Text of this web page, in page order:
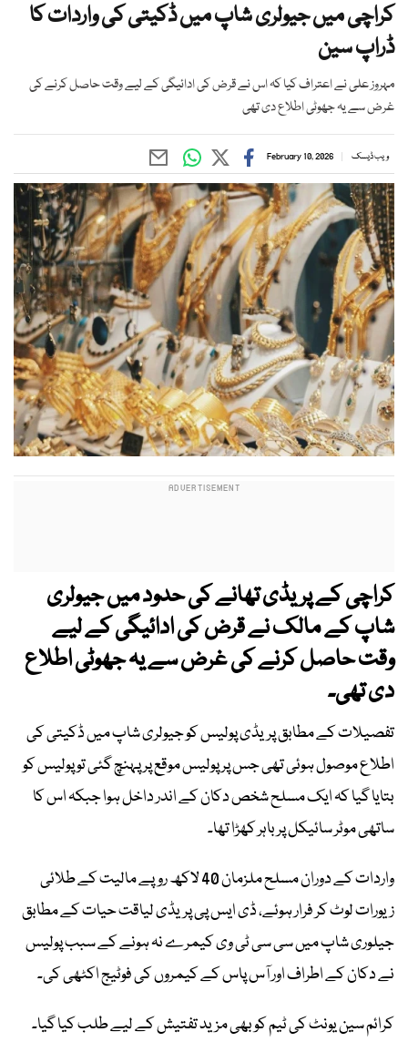
کراچی میں جیولری شاپ میں ڈکیتی کی واردات کا
ڈراپ سین
مہروز علی نے اعتراف کیا کہ اس نے قرض کی ادائیگی کے لیے وقت حاصل کرنے کی
غرض سے یہ جھوٹی اطلاع دی تھی
ویب ڈیسک February 10, 2026
کراچی کے پریڈی تھانے کی حدود میں جیولری
شاپ کے مالک نے قرض کی ادائیگی کے لیے
وقت حاصل کرنے کی غرض سے یہ جھوٹی اطلاع
دی تھی۔
تفصیلات کے مطابق پریڈی پولیس کو جیولری شاپ میں ڈکیتی کی
اطلاع موصول ہوئی تھی جس پر پولیس موقع پر پہنچ گئی تو پولیس کو
بتایا گیا کہ ایک مسلح شخص دکان کے اندر داخل ہوا جبکہ اس کا
ساتھی موٹر سائیکل پر باہر کھڑا تھا۔
واردات کے دوران مسلح ملزمان 40 لاکھ روپے مالیت کے طلائی
زیورات لوٹ کر فرار ہوئے، ڈی ایس پی پریڈی لیاقت حیات کے مطابق
جیلوری شاپ میں سی سی ٹی وی کیمرے نہ ہونے کے سبب پولیس
نے دکان کے اطراف اور آس پاس کے کیمروں کی فوٹیج اکٹھی کی۔
کرائم سین یونٹ کی ٹیم کو بھی مزید تفتیش کے لیے طلب کیا گیا۔